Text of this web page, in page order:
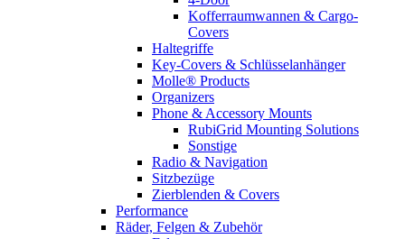
Kofferraumwannen & Cargo-
Covers
Haltegriffe
Key-Covers & Schlüsselanhänger
Molle® Products
Organizers
Phone & Accessory Mounts
RubiGrid Mounting Solutions
Sonstige
Radio & Navigation
Sitzbezüge
Zierblenden & Covers
Performance
Räder, Felgen & Zubehör